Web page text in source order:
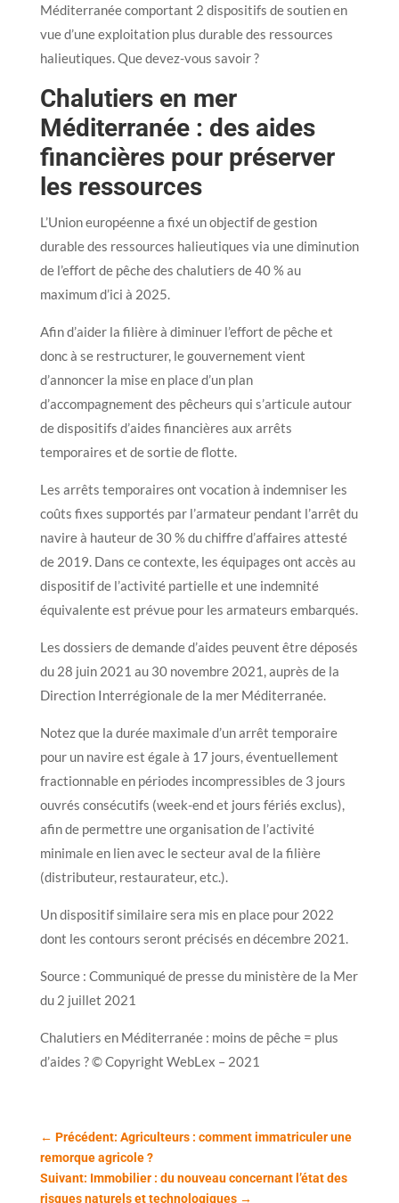
Méditerranée comportant 2 dispositifs de soutien en
vue d’une exploitation plus durable des ressources
halieutiques. Que devez-vous savoir ?
Chalutiers en mer
Méditerranée : des aides
financières pour préserver
les ressources
L’Union européenne a fixé un objectif de gestion
durable des ressources halieutiques via une diminution
de l’effort de pêche des chalutiers de 40 % au
maximum d’ici à 2025.
Afin d’aider la filière à diminuer l’effort de pêche et
donc à se restructurer, le gouvernement vient
d’annoncer la mise en place d’un plan
d’accompagnement des pêcheurs qui s’articule autour
de dispositifs d’aides financières aux arrêts
temporaires et de sortie de flotte.
Les arrêts temporaires ont vocation à indemniser les
coûts fixes supportés par l’armateur pendant l’arrêt du
navire à hauteur de 30 % du chiffre d’affaires attesté
de 2019. Dans ce contexte, les équipages ont accès au
dispositif de l’activité partielle et une indemnité
équivalente est prévue pour les armateurs embarqués.
Les dossiers de demande d’aides peuvent être déposés
du 28 juin 2021 au 30 novembre 2021, auprès de la
Direction Interrégionale de la mer Méditerranée.
Notez que la durée maximale d’un arrêt temporaire
pour un navire est égale à 17 jours, éventuellement
fractionnable en périodes incompressibles de 3 jours
ouvrés consécutifs (week-end et jours fériés exclus),
afin de permettre une organisation de l’activité
minimale en lien avec le secteur aval de la filière
(distributeur, restaurateur, etc.).
Un dispositif similaire sera mis en place pour 2022
dont les contours seront précisés en décembre 2021.
Source : Communiqué de presse du ministère de la Mer
du 2 juillet 2021
Chalutiers en Méditerranée : moins de pêche = plus
d’aides ? © Copyright WebLex – 2021
← Précédent: Agriculteurs : comment immatriculer une
remorque agricole ?
Suivant: Immobilier : du nouveau concernant l’état des
risques naturels et technologiques→